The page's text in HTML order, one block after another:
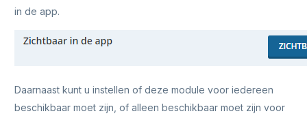
in de app.
Daarnaast kunt u instellen of deze module voor iedereen
beschikbaar moet zijn, of alleen beschikbaar moet zijn voor